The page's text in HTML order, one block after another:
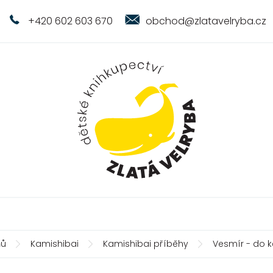
+420 602 603 670 obchod@zlatavelryba.cz
Kamishibai Kamishibai příběhy Vesmír - do